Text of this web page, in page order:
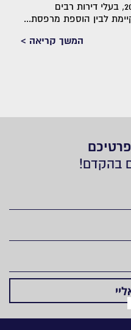
הקדמהלפי המידע הקיים ב-2025, בעלי דירות רבים
לבין הוספת מרפסת...
המשך קריאה >
בהקדם!